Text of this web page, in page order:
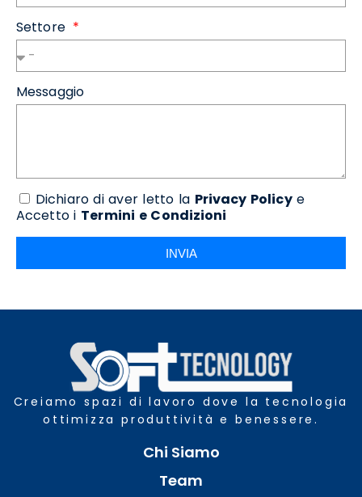
Settore
Messaggio
Dichiaro di aver letto la Privacy Policye
Accetto i Termini e Condizioni
INVIA
Creiamo spazi di lavoro dove la tecnologia
ottimizza produttività e benessere.
Chi Siamo
Team